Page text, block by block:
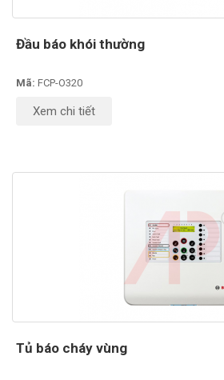
Đầu báo khói thường
Mã: FCP-O320
Xem chi tiết
Tủ báo cháy vùng